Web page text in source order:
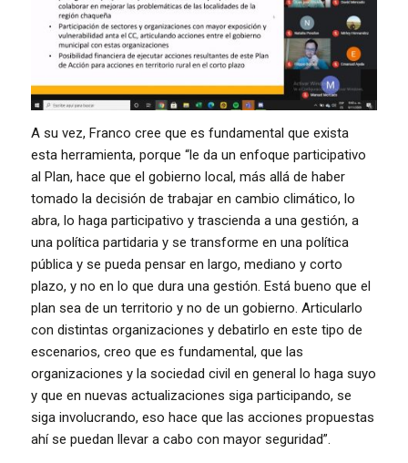
A su vez, Franco cree que es fundamental que exista
esta herramienta, porque “le da un enfoque participativo
al Plan, hace que el gobierno local, más allá de haber
tomado la decisión de trabajar en cambio climático, lo
abra, lo haga participativo y trascienda a una gestión, a
una política partidaria y se transforme en una política
pública y se pueda pensar en largo, mediano y corto
plazo, y no en lo que dura una gestión. Está bueno que el
plan sea de un territorio y no de un gobierno. Articularlo
con distintas organizaciones y debatirlo en este tipo de
escenarios, creo que es fundamental, que las
organizaciones y la sociedad civil en general lo haga suyo
y que en nuevas actualizaciones siga participando, se
siga involucrando, eso hace que las acciones propuestas
ahí se puedan llevar a cabo con mayor seguridad”.